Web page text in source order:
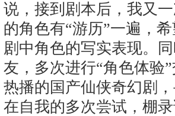
说，接到剧本后，我又
的角色有“游历”一遍，
剧中角色的写实表现。
友，多次进行“角色体验
热播的国产仙侠奇幻剧
在自我的多次尝试，棚